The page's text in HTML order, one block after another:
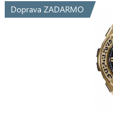
Doprava ZADARMO